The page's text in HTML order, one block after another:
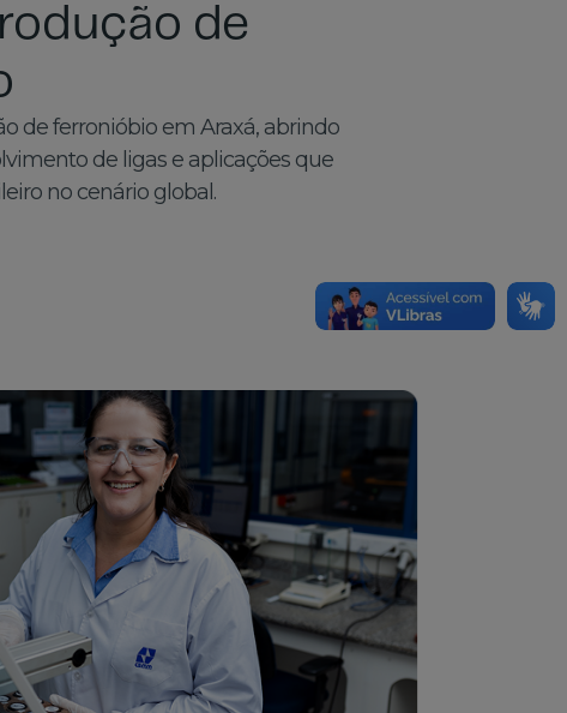
de
de ferronióbio em Araxá, abrindo
de ligas e aplicações que
no cenário global.